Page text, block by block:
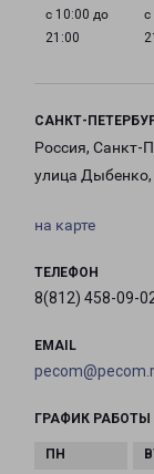
с 10:00 до
21:00
с
САНКТ-
Россия, Санкт-
улица Дыбенко,
на карте
ТЕЛЕФОН
8(812) 458-09-
EMAIL
ГРАФИК РАБОТЫ